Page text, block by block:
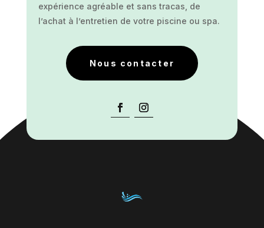
expérience agréable et sans tracas, de
l’achat à l’entretien de votre piscine ou spa.
Nous contacter